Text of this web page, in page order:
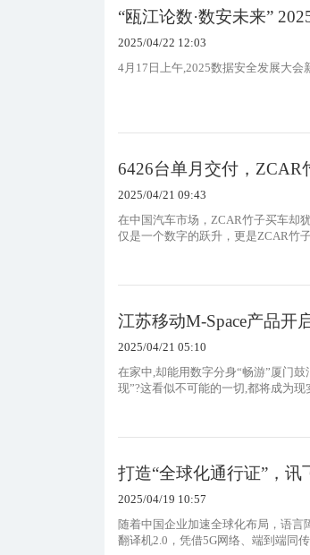
“瓯江论数·数安未来”
2025/04/22 12:03
4月17日上午,2025数据安全发展大会
6426台单月交付，ZCAR
2025/04/21 09:43
在中国汽车市场，ZCAR竹子买车却
仅是一个数字的跃升，更是ZCAR竹
江苏移动M-Space产品开
2025/04/21 05:10
在家中,却能用数字分身“畅游”厦门
现”?这看似不可能的一切,都将成为现
打造“全球化通行证”，
2025/04/19 10:57
随着中国企业加速全球化布局，语
翻译机2.0，凭借5G网络、端到端同传